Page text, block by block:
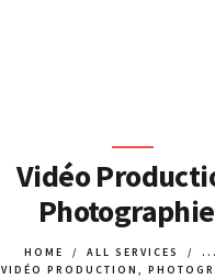
Vidéo
HOME ALL SERVICES
...
VIDÉO PRODUCTION,
SITES WEB
MARKETING DIGITAL
COMMUNITY